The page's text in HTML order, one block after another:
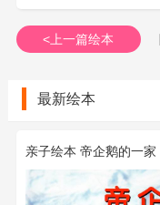
<上一篇绘本
最新绘本
亲子绘本 帝企鹅的一家